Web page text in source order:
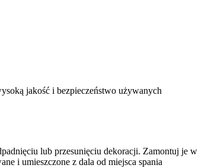
jakość i bezpieczeństwo używanych
lub przesunięciu dekoracji. Zamontuj je w
i umieszczone z dala od miejsca spania